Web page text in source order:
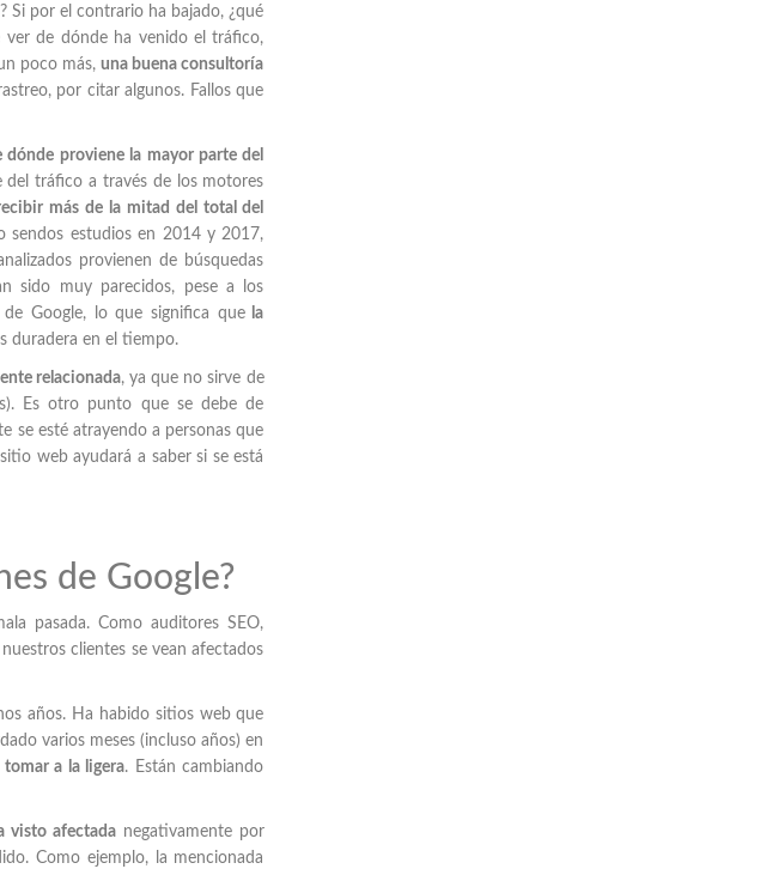
Si por el contrario ha bajado, ¿qué
ver de dónde ha venido el tráfico,
poco más,una buena consultoría
por citar algunos. Fallos que
proviene la mayor parte del
del tráfico a través de los motores
más de la mitad del total del
sendos estudios en 2014 y 2017,
provienen de búsquedas
sido muy parecidos, pese a los
Google, lo que significa quela
duradera en el tiempo.
relacionada, ya que no sirve de
Es otro punto que se debe de
se esté atrayendo a personas que
web ayudará a saber si se está
de Google?
pasada. Como auditores SEO,
clientes se vean afectados
años. Ha habido sitios web que
varios meses (incluso años) en
a la ligera. Están cambiando
visto afectadanegativamente por
Como ejemplo, la mencionada